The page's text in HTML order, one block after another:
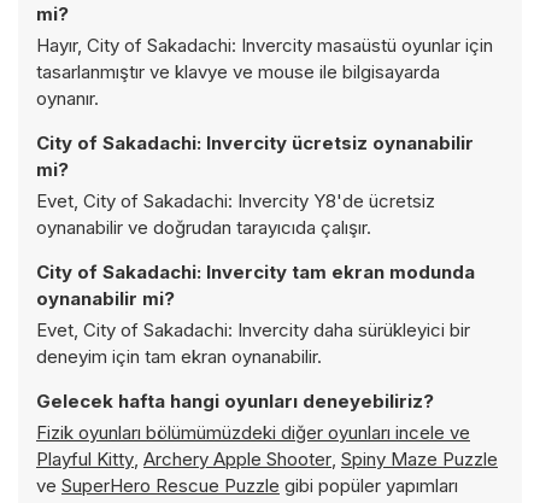
mi?
Hayır, City of Sakadachi: Invercity masaüstü oyunlar için
tasarlanmıştır ve klavye ve mouse ile bilgisayarda
oynanır.
City of Sakadachi: Invercity ücretsiz oynanabilir
mi?
Evet, City of Sakadachi: Invercity Y8'de ücretsiz
oynanabilir ve doğrudan tarayıcıda çalışır.
City of Sakadachi: Invercity tam ekran modunda
oynanabilir mi?
Evet, City of Sakadachi: Invercity daha sürükleyici bir
deneyim için tam ekran oynanabilir.
Gelecek hafta hangi oyunları deneyebiliriz?
Fizik oyunları bölümümüzdeki diğer oyunları incele ve
Playful Kitty, Archery Apple Shooter, Spiny Maze Puzzle
ve SuperHero Rescue Puzzle gibi popüler yapımları